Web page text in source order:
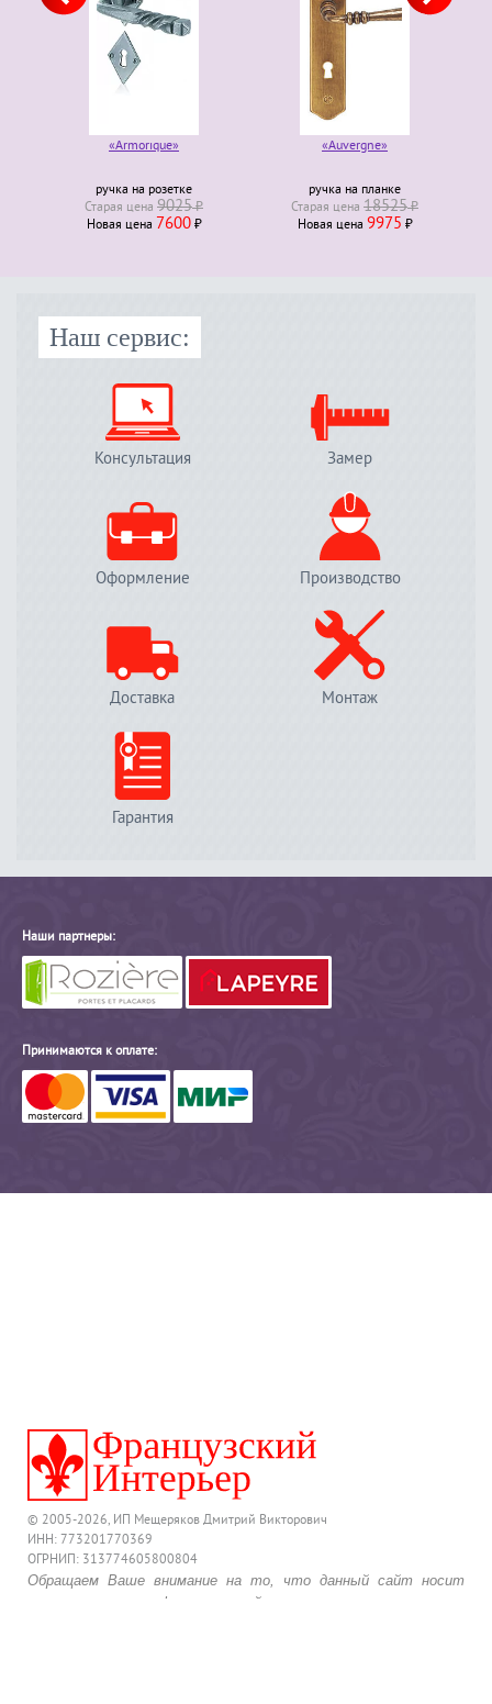
«Armorique»
ручка на розетке
Старая ценa 9025₽
Новая ценa 7600₽
«Auvergne»
ручка на планке
Старая ценa 18525₽
Новая ценa 9975 ₽
Наш сервис:
Консультация Замер
Оформление Производство
Доставка Монтаж
Гарантия
Наши партнеры:
Принимаются к оплате:
© 2005-2026, ИП Мещеряков Дмитрий Викторович
ИНН: 773201770369
ОГРНИП: 313774605800804
Обращаем Ваше внимание на то, что данный сайт носит
исключительно информационный характер и ни при каких